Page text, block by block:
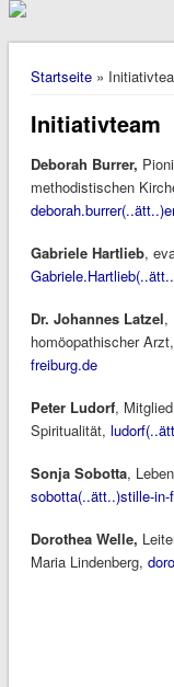
Sie sind hier
Startseite»
Initiativteam
Deborah Burrer,
methodistischen
Gabriele Hartlieb,
Dr. Johannes Latzel,
homöopathischer
freiburg.de
Peter Ludorf,
Spiritualität,
Sonja Sobotta,
sobotta(..ätt..)stille-in-
Dorothea Welle,
Maria Lindenberg,